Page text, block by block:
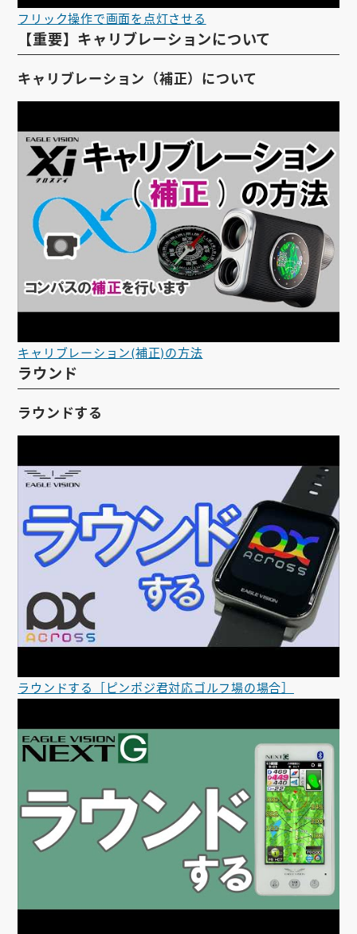
フリック操作で画面を点灯させる
【重要】キャリブレーションについて
キャリブレーション（補正）について
キャリブレーション(補正)の方法
ラウンド
ラウンドする
ラウンドする［ピンポジ君対応ゴルフ場の場合］